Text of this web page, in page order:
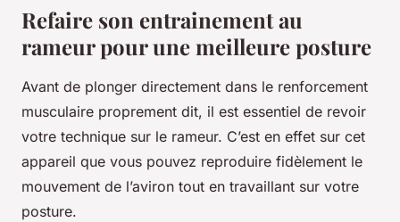
Refaire son entrainement au
rameur pour une meilleure posture
Avant de plonger directement dans le renforcement
musculaire proprement dit, il est essentiel de revoir
votre technique sur le rameur. C’est en effet sur cet
appareil que vous pouvez reproduire fidèlement le
mouvement de l’aviron tout en travaillant sur votre
posture.